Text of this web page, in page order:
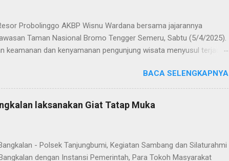
Probolinggo AKBP Wisnu Wardana bersama jajarannya
Taman Nasional Bromo Tengger Semeru, Sabtu (5/4/2025).
dan kenyamanan pengunjung wisata menyusul terjadi
seiring dengan jumlah pengunjung yang semakin
Wisnu Wardana. Kapolres Probolinggo menegaskan, bahwa
antisipasi untuk memastikan situasi tetap kondusif. Ia juga
terutama bagi pengunjung yang membawa anak-anak. "Kami ingin
BACA SELENGKAPNYA
laksanakan Giat Tatap Muka
- Polsek Tanjungbumi, Kegiatan Sambang dan Silaturahmi
dengan Instansi Pemerintah, Para Tokoh Masyarakat